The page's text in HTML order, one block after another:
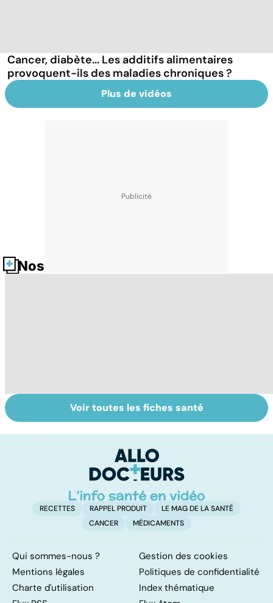
Cancer, diabète... Les additifs alimentaires
provoquent-ils des maladies chroniques ?
Plus de vidéos
Nos fiches santé
HPV : tout savoir
sur les
Quand la maladie
entraîne la chute
Voir toutes les fiches santé
RECETTES RAPPEL PRODUIT
LE MAG DE LA SANTÉ
CANCER
MÉDICAMENTS
Qui sommes-nous ?
Gestion des cookies
Mentions légales
Politiques de confidentialité
Charte d'utilisation
Index thématique